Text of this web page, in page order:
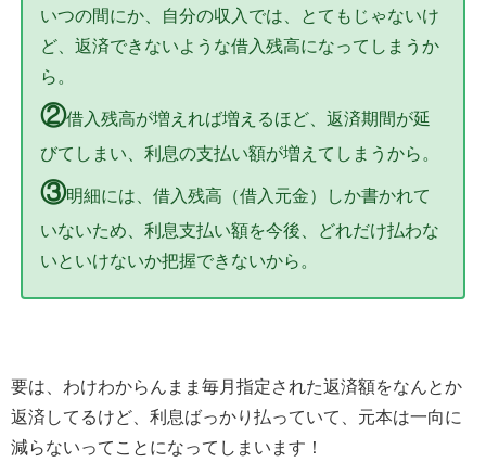
いつの間にか、自分の収入では、とてもじゃないけ
ど、返済できないような借入残高になってしまうか
ら。
②借入残高が増えれば増えるほど、返済期間が延
びてしまい、利息の支払い額が増えてしまうから。
③明細には、借入残高（借入元金）しか書かれて
いないため、利息支払い額を今後、どれだけ払わな
いといけないか把握できないから。
要は、わけわからんまま毎月指定された返済額をなんとか
返済してるけど、利息ばっかり払っていて、元本は一向に
減らないってことになってしまいます！